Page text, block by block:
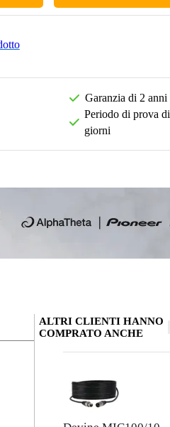
Garanzia di 2 anni
Periodo di prova
giorni
Soprannome
Non ci sono ancora
ALTRI CLIENTI HANNO
COMPRATO ANCHE